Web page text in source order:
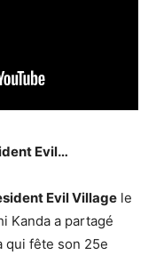
Evil…
Evil Village le
Kanda a partagé
qui fête son 25e